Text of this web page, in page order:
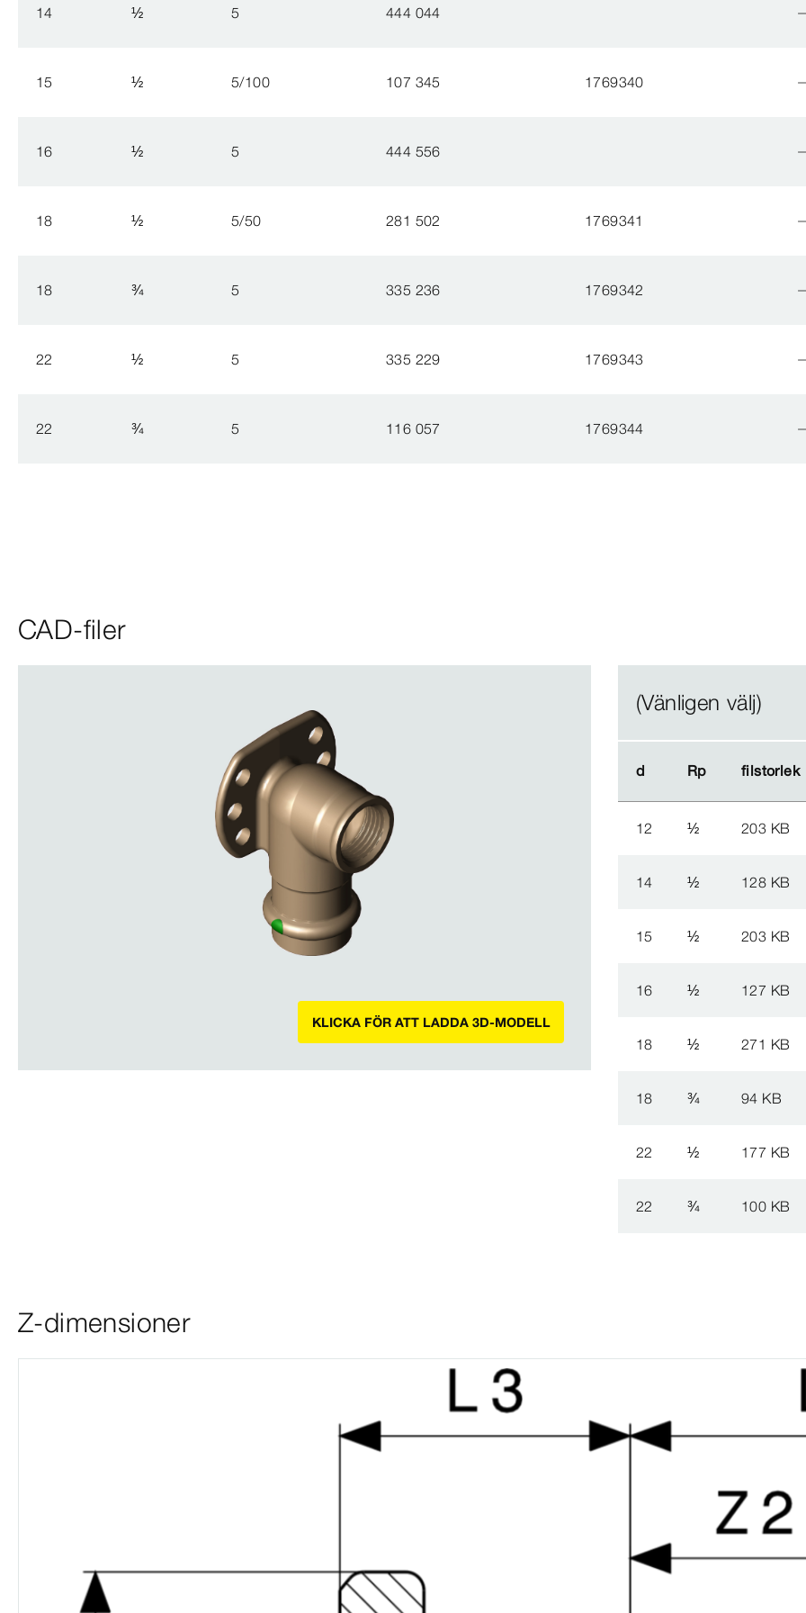
14 ½ 5 444 044
15 ½ 5/100 107 345 1769340
16 ½ 5 444 556
18 ½ 5/50 281 502 1769341
18 ¾ 5 335 236 1769342
22 ½ 5 335 229 1769343
22 ¾ 5 116 057 1769344
CAD-filer
KLICKA FÖR ATT LADDA 3D-MODELL
(Vänligen välj)
d Rp filstorlek
d Rp filstorlek
12 ½ 203 KB
14 ½ 128 KB
15 ½ 203 KB
16 ½ 127 KB
18 ½ 271 KB
18 ¾ 94 KB
22 ½ 177 KB
22 ¾ 100 KB
Z-dimensioner